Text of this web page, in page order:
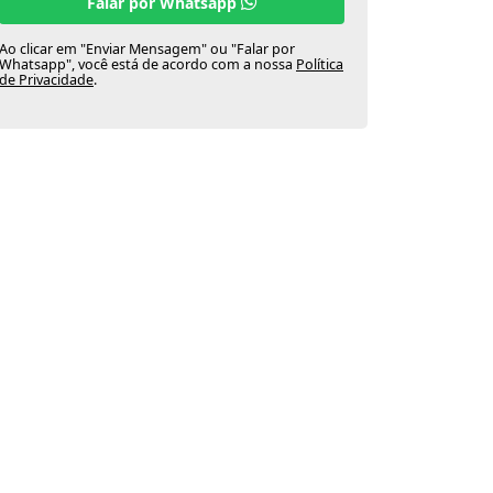
Ao clicar em "Enviar Mensagem" ou "Falar por
Whatsapp", você está de acordo com a nossa Política
de Privacidade.